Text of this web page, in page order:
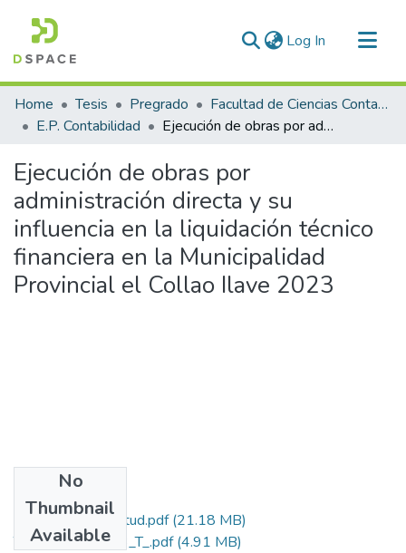
Log In (current)
Communities & Collections
All of DSpace
Home Tesis Pregrado
Facultad de Ciencias Contables y Financieras
E.P. Contabilidad
Ejecución de obras por administración directa y su influencia en la liquidación técnico financiera en la Municipalidad Provincial el Collao Ilave 2023
Ejecución de obras por
administración directa y su
influencia en la liquidación técnico
financiera en la Municipalidad
Provincial el Collao Ilave 2023
No
Thumbnail
Available
Grado de Similitud.pdf(21.18 MB)
T036_47038243_T_.pdf(4.91 MB)